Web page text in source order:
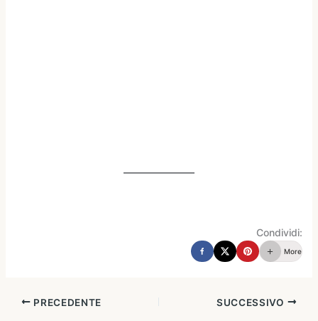
Condividi:
More
PRECEDENTE SUCCESSIVO